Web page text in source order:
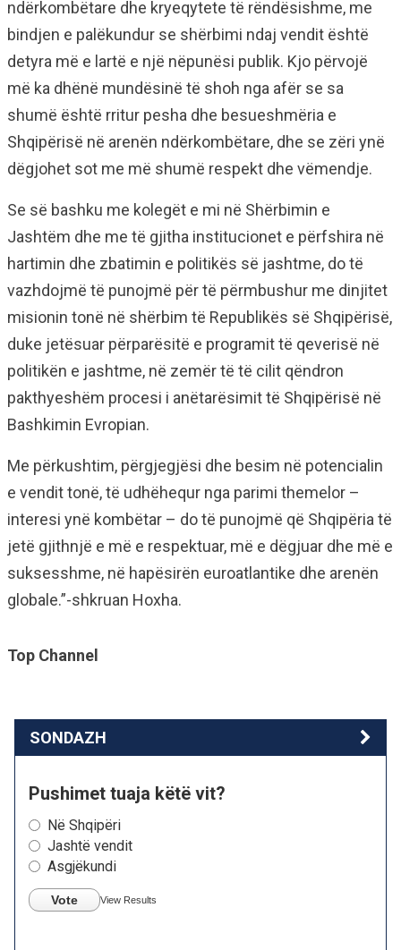
ndërkombëtare dhe kryeqytete të rëndësishme, me
bindjen e palëkundur se shërbimi ndaj vendit është
detyra më e lartë e një nëpunësi publik. Kjo përvojë
më ka dhënë mundësinë të shoh nga afër se sa
shumë është rritur pesha dhe besueshmëria e
Shqipërisë në arenën ndërkombëtare, dhe se zëri ynë
dëgjohet sot me më shumë respekt dhe vëmendje.
Se së bashku me kolegët e mi në Shërbimin e
Jashtëm dhe me të gjitha institucionet e përfshira në
hartimin dhe zbatimin e politikës së jashtme, do të
vazhdojmë të punojmë për të përmbushur me dinjitet
misionin tonë në shërbim të Republikës së Shqipërisë,
duke jetësuar përparësitë e programit të qeverisë në
politikën e jashtme, në zemër të të cilit qëndron
pakthyeshëm procesi i anëtarësimit të Shqipërisë në
Bashkimin Evropian.
Me përkushtim, përgjegjësi dhe besim në potencialin
e vendit tonë, të udhëhequr nga parimi themelor –
interesi ynë kombëtar – do të punojmë që Shqipëria të
jetë gjithnjë e më e respektuar, më e dëgjuar dhe më e
suksesshme, në hapësirën euroatlantike dhe arenën
globale.”-shkruan Hoxha.
Top Channel
SONDAZH
Pushimet tuaja këtë vit?
Në Shqipëri
Jashtë vendit
Asgjëkundi
Vote View Results